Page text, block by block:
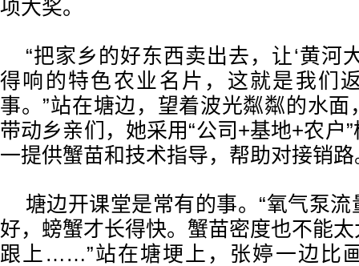
项大奖。
“把家乡的好东西卖出去，让‘黄河
得响的特色农业名片，这就是我们
事。”站在塘边，望着波光粼粼的水
带动乡亲们，她采用“公司+基地+农户
一提供蟹苗和技术指导，帮助对接销路
塘边开课堂是常有的事。“氧气泵
好，螃蟹才长得快。蟹苗密度也不能
跟上……”站在塘埂上，张婷一边比